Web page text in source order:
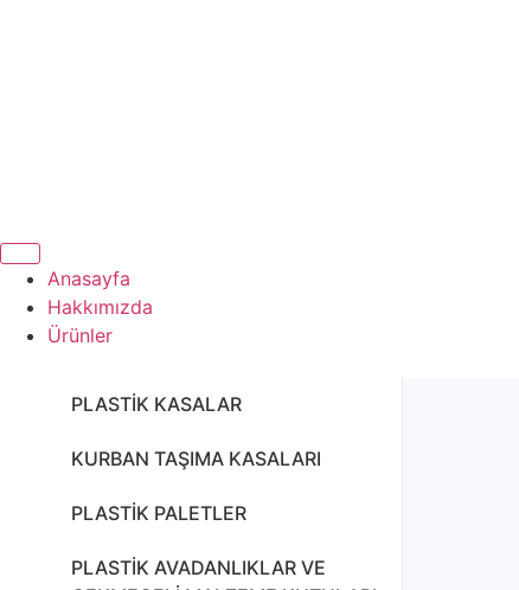
Anasayfa
Hakkımızda
Ürünler
PLASTİK KASALAR
KURBAN TAŞIMA KASALARI
PLASTİK PALETLER
PLASTİK AVADANLIKLAR VE